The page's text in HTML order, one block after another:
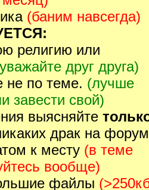
(баним навсегда)
религию или
друг друга)
не по теме. (лучше
завести свой)
выясняйте
драк на
к месту (в теме
вообще)
файлы